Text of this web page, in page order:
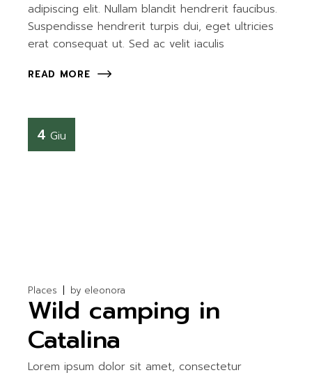
adipiscing elit. Nullam blandit hendrerit faucibus.
Suspendisse hendrerit turpis dui, eget ultricies
erat consequat ut. Sed ac velit iaculis
READ MORE
4 Giu
Places by eleonora
Wild camping in
Catalina
Lorem ipsum dolor sit amet, consectetur